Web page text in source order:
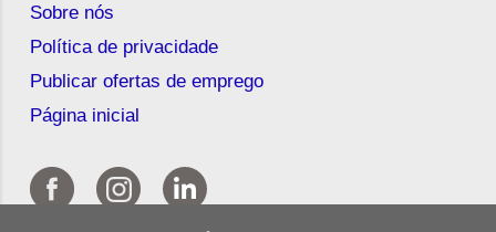
Sobre nós
Política de privacidade
Publicar ofertas de emprego
Página inicial